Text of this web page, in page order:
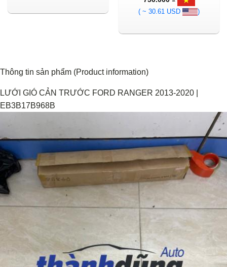
( ~ 30.61 USD
)
Thông tin sản phẩm (Product information)
LƯỚI GIÓ CẢN TRƯỚC FORD RANGER 2013-2020 |
EB3B17B968B